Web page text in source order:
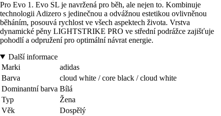
Pro Evo 1. Evo SL je navržená pro běh, ale nejen to. Kombinuje
technologii Adizero s jedinečnou a odvážnou estetikou ovlivněnou
běháním, posouvá rychlost ve všech aspektech života. Vrstva
dynamické pěny LIGHTSTRIKE PRO ve střední podrážce zajišťuje
pohodlí a odpružení pro optimální návrat energie.
Další informace
Marki
adidas
Barva
cloud white / core black / cloud white
Dominantní barva Bílá
Typ
Žena
Věk
Dospělý